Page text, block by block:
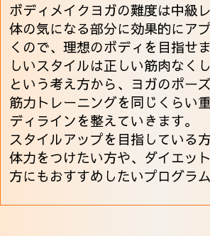
ボディメイクヨガの難度は中級
体の気になる部分に効果的にア
くので、理想のボディを目指せ
しいスタイルは正しい筋肉なく
という考え方から、ヨガのポー
筋力トレーニングを同じくらい
ディラインを整えていきます。
スタイルアップを目指している
体力をつけたい方や、ダイエッ
方にもおすすめしたいプログラム